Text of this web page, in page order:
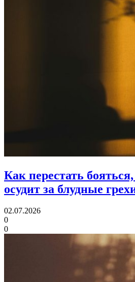
Как перестать бояться,
осудит за блудные
02.07.2026
0
0